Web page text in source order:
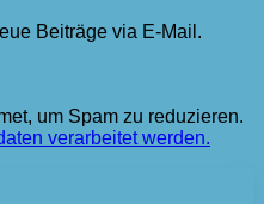
Beiträge via E-Mail.
um Spam zu reduzieren.
verarbeitet werden.